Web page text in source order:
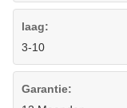
laag:
3-10
Garantie: